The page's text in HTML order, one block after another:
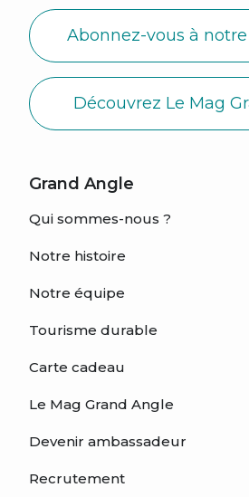
Abonnez-vous à
Découvrez Le Mag
Grand Angle
Qui sommes-nous ?
Notre histoire
Notre équipe
Tourisme durable
Carte cadeau
Le Mag Grand Angle
Devenir ambassadeur
Recrutement